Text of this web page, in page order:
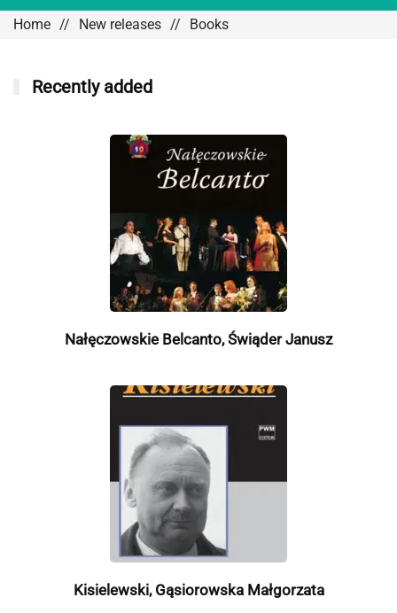
Home New releases Books
Recently added
Nałęczowskie Belcanto, Świąder Janusz
Kisielewski, Gąsiorowska Małgorzata